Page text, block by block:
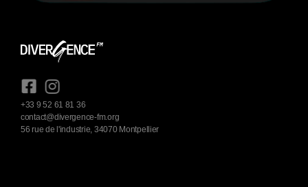
+33 9 52 61 81 36
contact@divergence-fm.org
56 rue de l'industrie, 34070 Montpellier